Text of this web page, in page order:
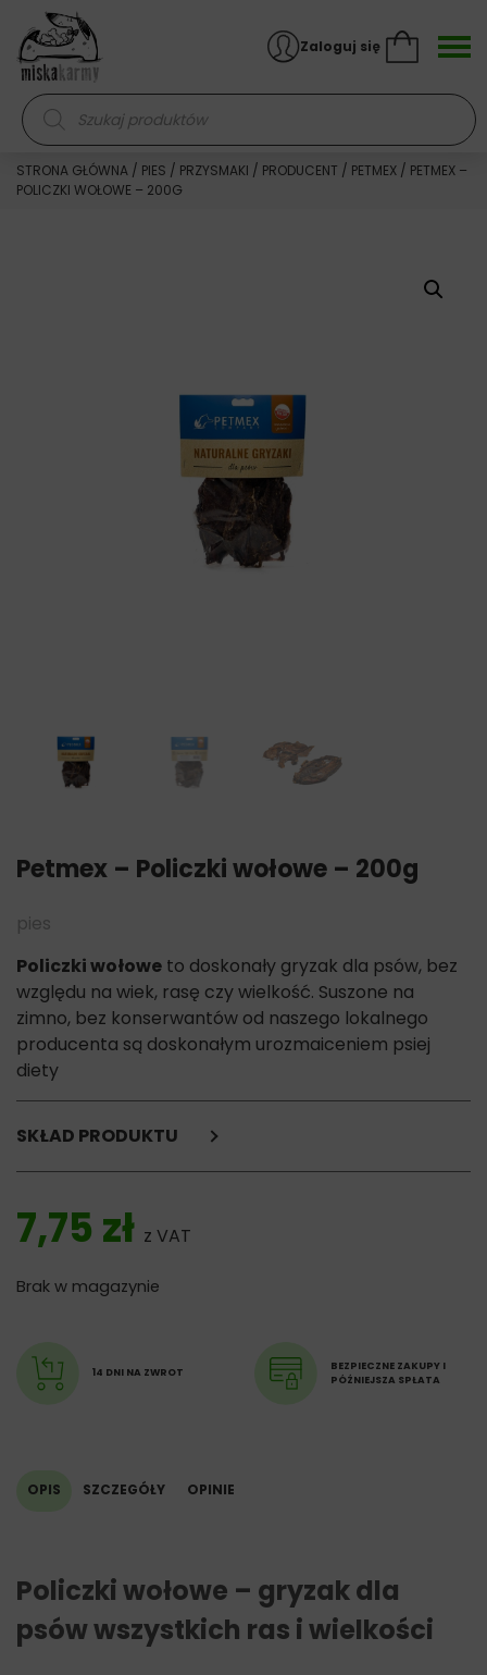
Skocz do treści
Wyszukiwarka produktów
Zaloguj się
STRONA GŁÓWNA / PIES / PRZYSMAKI / PRODUCENT / PETMEX / PETMEX –
POLICZKI WOŁOWE – 200G
Petmex – Policzki wołowe – 200g
pies
Policzki wołowe to doskonały gryzak dla psów, bez
względu na wiek, rasę czy wielkość. Suszone na
zimno, bez konserwantów od naszego lokalnego
producenta są doskonałym urozmaiceniem psiej
diety
SKŁAD PRODUKTU
Składniki analityczne:
białko surowe 80,18%,
wilgotność do 7,28%,
7,75 zł z VAT
Brak w magazynie
14 DNI NA ZWROT
BEZPIECZNE ZAKUPY I
PÓŹNIEJSZA SPŁATA
OPIS SZCZEGÓŁY OPINIE
Policzki wołowe – gryzak dla
psów wszystkich ras i wielkości